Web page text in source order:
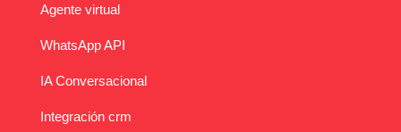
Agente virtual
WhatsApp API
IA Conversacional
Integración crm